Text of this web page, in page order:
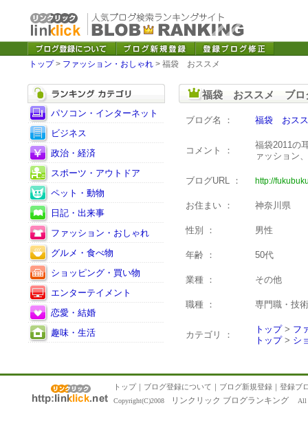
トップ> ファッション・おしゃれ > 福袋 おススメ
パソコン・インターネット
ビジネス
政治・経済
スポーツ・アウトドア
ペット・動物
日記・出来事
ファッション・おしゃれ
グルメ・食べ物
ショッピング・買い物
エンターテイメント
恋愛・結婚
趣味・生活
福袋 おススメ ブロ
ブログ名 ： 福袋 おス
コメント ：
福袋2011の
ァッション
ブログURL ： http://
お住まい ： 神奈川県
性別 ： 男性
年齢 ： 50代
業種 ： その他
職種 ： 専門職・技
カテゴリ ：
トップ> フ
トップ> シ
トップ｜ ブログ登録について ｜ ブログ新規登録 ｜ 登録ブ
Copyright(C)2008 リンクリック ブログランキング All